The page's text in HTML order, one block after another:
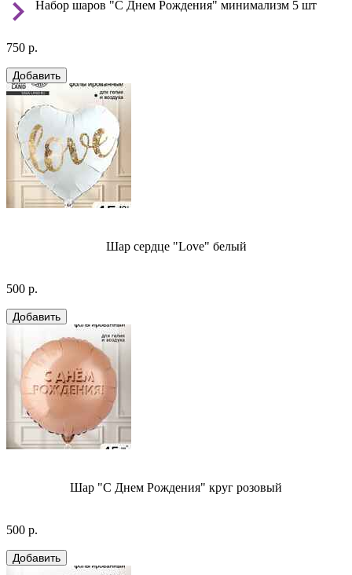
Набор шаров "С Днем Рождения" минимализм 5 шт
750 р.
Шар сердце "Love" белый
500 р.
Шар "С Днем Рождения" круг розовый
500 р.